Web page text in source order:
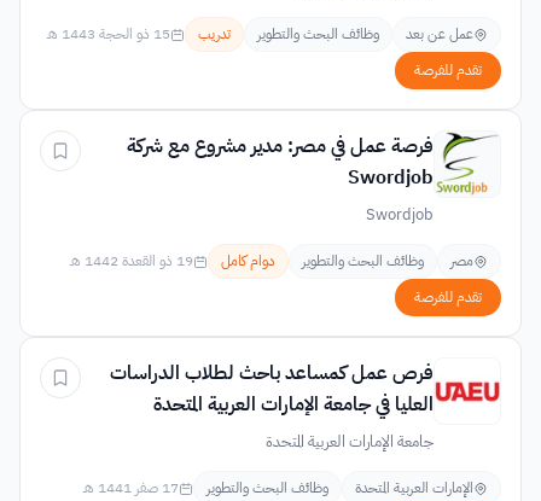
عمل عن بعد وظائف البحث والتطوير تدريب
15 ذو الحجة 1443 هـ
تقدم للفرصة
فرصة عمل في مصر: مدير مشروع مع شركة
Swordjob
Swordjob
مصر وظائف البحث والتطوير دوام كامل
19 ذو القعدة 1442 هـ
تقدم للفرصة
فرص عمل كمساعد باحث لطلاب الدراسات
العليا في جامعة الإمارات العربية المتحدة
جامعة الإمارات العربية المتحدة
الإمارات العربية المتحدة وظائف البحث والتطوير
17 صفر 1441 هـ